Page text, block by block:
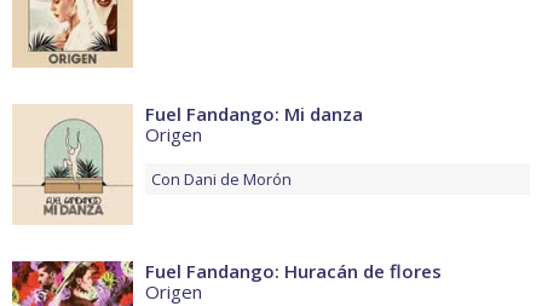
Fuel Fandango: Mi danza
Origen
Con Dani de Morón
Fuel Fandango: Huracán de flores
Origen